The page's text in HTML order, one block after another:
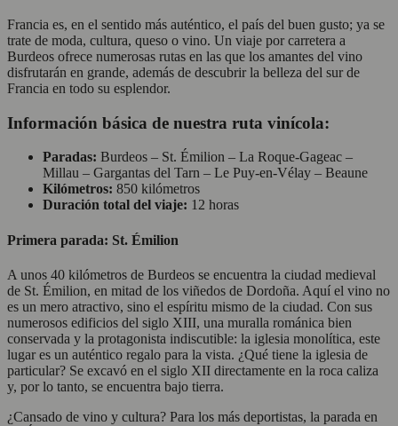
Francia es, en el sentido más auténtico, el país del buen gusto; ya se
trate de moda, cultura, queso o vino. Un viaje por carretera a
Burdeos ofrece numerosas rutas en las que los amantes del vino
disfrutarán en grande, además de descubrir la belleza del sur de
Francia en todo su esplendor.
Información básica de nuestra ruta vinícola:
Paradas: Burdeos – St. Émilion – La Roque-Gageac –
Millau – Gargantas del Tarn – Le Puy-en-Vélay – Beaune
Kilómetros: 850 kilómetros
Duración total del viaje: 12 horas
Primera parada: St. Émilion
A unos 40 kilómetros de Burdeos se encuentra la ciudad medieval
de St. Émilion, en mitad de los viñedos de Dordoña. Aquí el vino no
es un mero atractivo, sino el espíritu mismo de la ciudad. Con sus
numerosos edificios del siglo XIII, una muralla románica bien
conservada y la protagonista indiscutible: la iglesia monolítica, este
lugar es un auténtico regalo para la vista. ¿Qué tiene la iglesia de
particular? Se excavó en el siglo XII directamente en la roca caliza
y, por lo tanto, se encuentra bajo tierra.
¿Cansado de vino y cultura? Para los más deportistas, la parada en